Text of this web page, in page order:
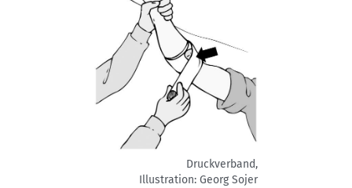
Druckverband,
Illustration: Georg Sojer